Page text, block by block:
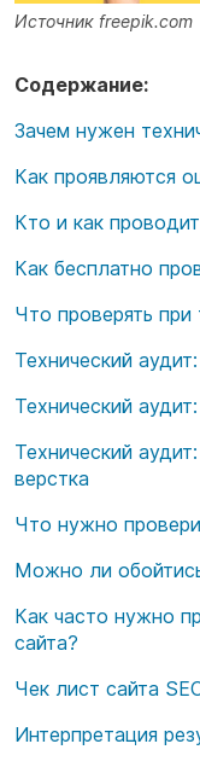
Источник freepik.com
Содержание:
Зачем нужен
Как проявляются
Кто и как
Как бесплатно
Что проверять при
Технический
Технический
Технический
верстка
Что нужно
Можно ли
Как часто нужно
сайта?
Чек лист сайта
Интерпретация